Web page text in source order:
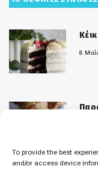
To provide the best
and/or access device
8
31